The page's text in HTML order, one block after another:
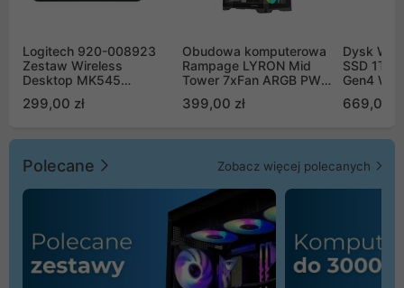
Logitech 920-008923
Zestaw Wireless
Desktop MK545
299,00 zł
Obudowa komputerowa
Rampage LYRON Mid
Tower 7xFan ARGB PWM
399,00 zł
Dysk WD
SSD 1TB
Gen4
669,00
Polecane Zobacz więcej polecanych